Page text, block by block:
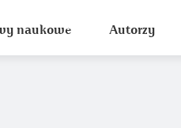
naukowe Autorzy